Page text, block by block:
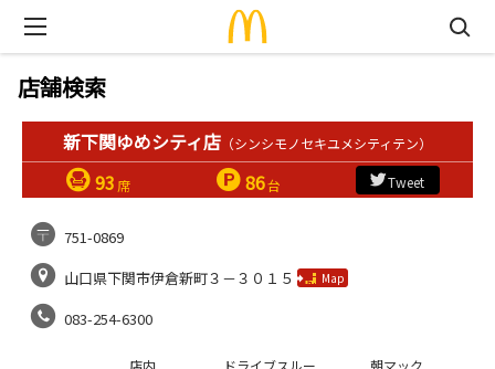
店舗検索
新下関ゆめシティ店 （シンシモノセキユメシティテン）
93 席 86台 Tweet
751-0869
山口県下関市伊倉新町３－３０１５
Map
083-254-6300
店内 ドライブスルー 朝マック